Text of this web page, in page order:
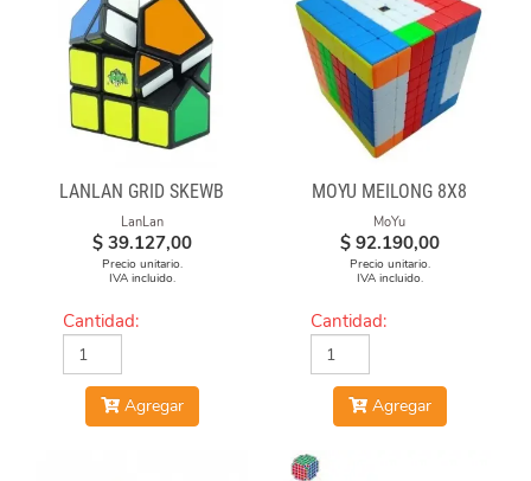
LANLAN GRID SKEWB
LanLan
$ 39.127,00
Precio unitario.
IVA incluido.
Cantidad:
Agregar
MOYU MEILONG 8X8
MoYu
$ 92.190,00
Precio unitario.
IVA incluido.
Cantidad:
Agregar